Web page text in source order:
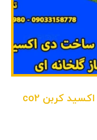
همه چیز در مورد ساخت دی اکسید کربن co2